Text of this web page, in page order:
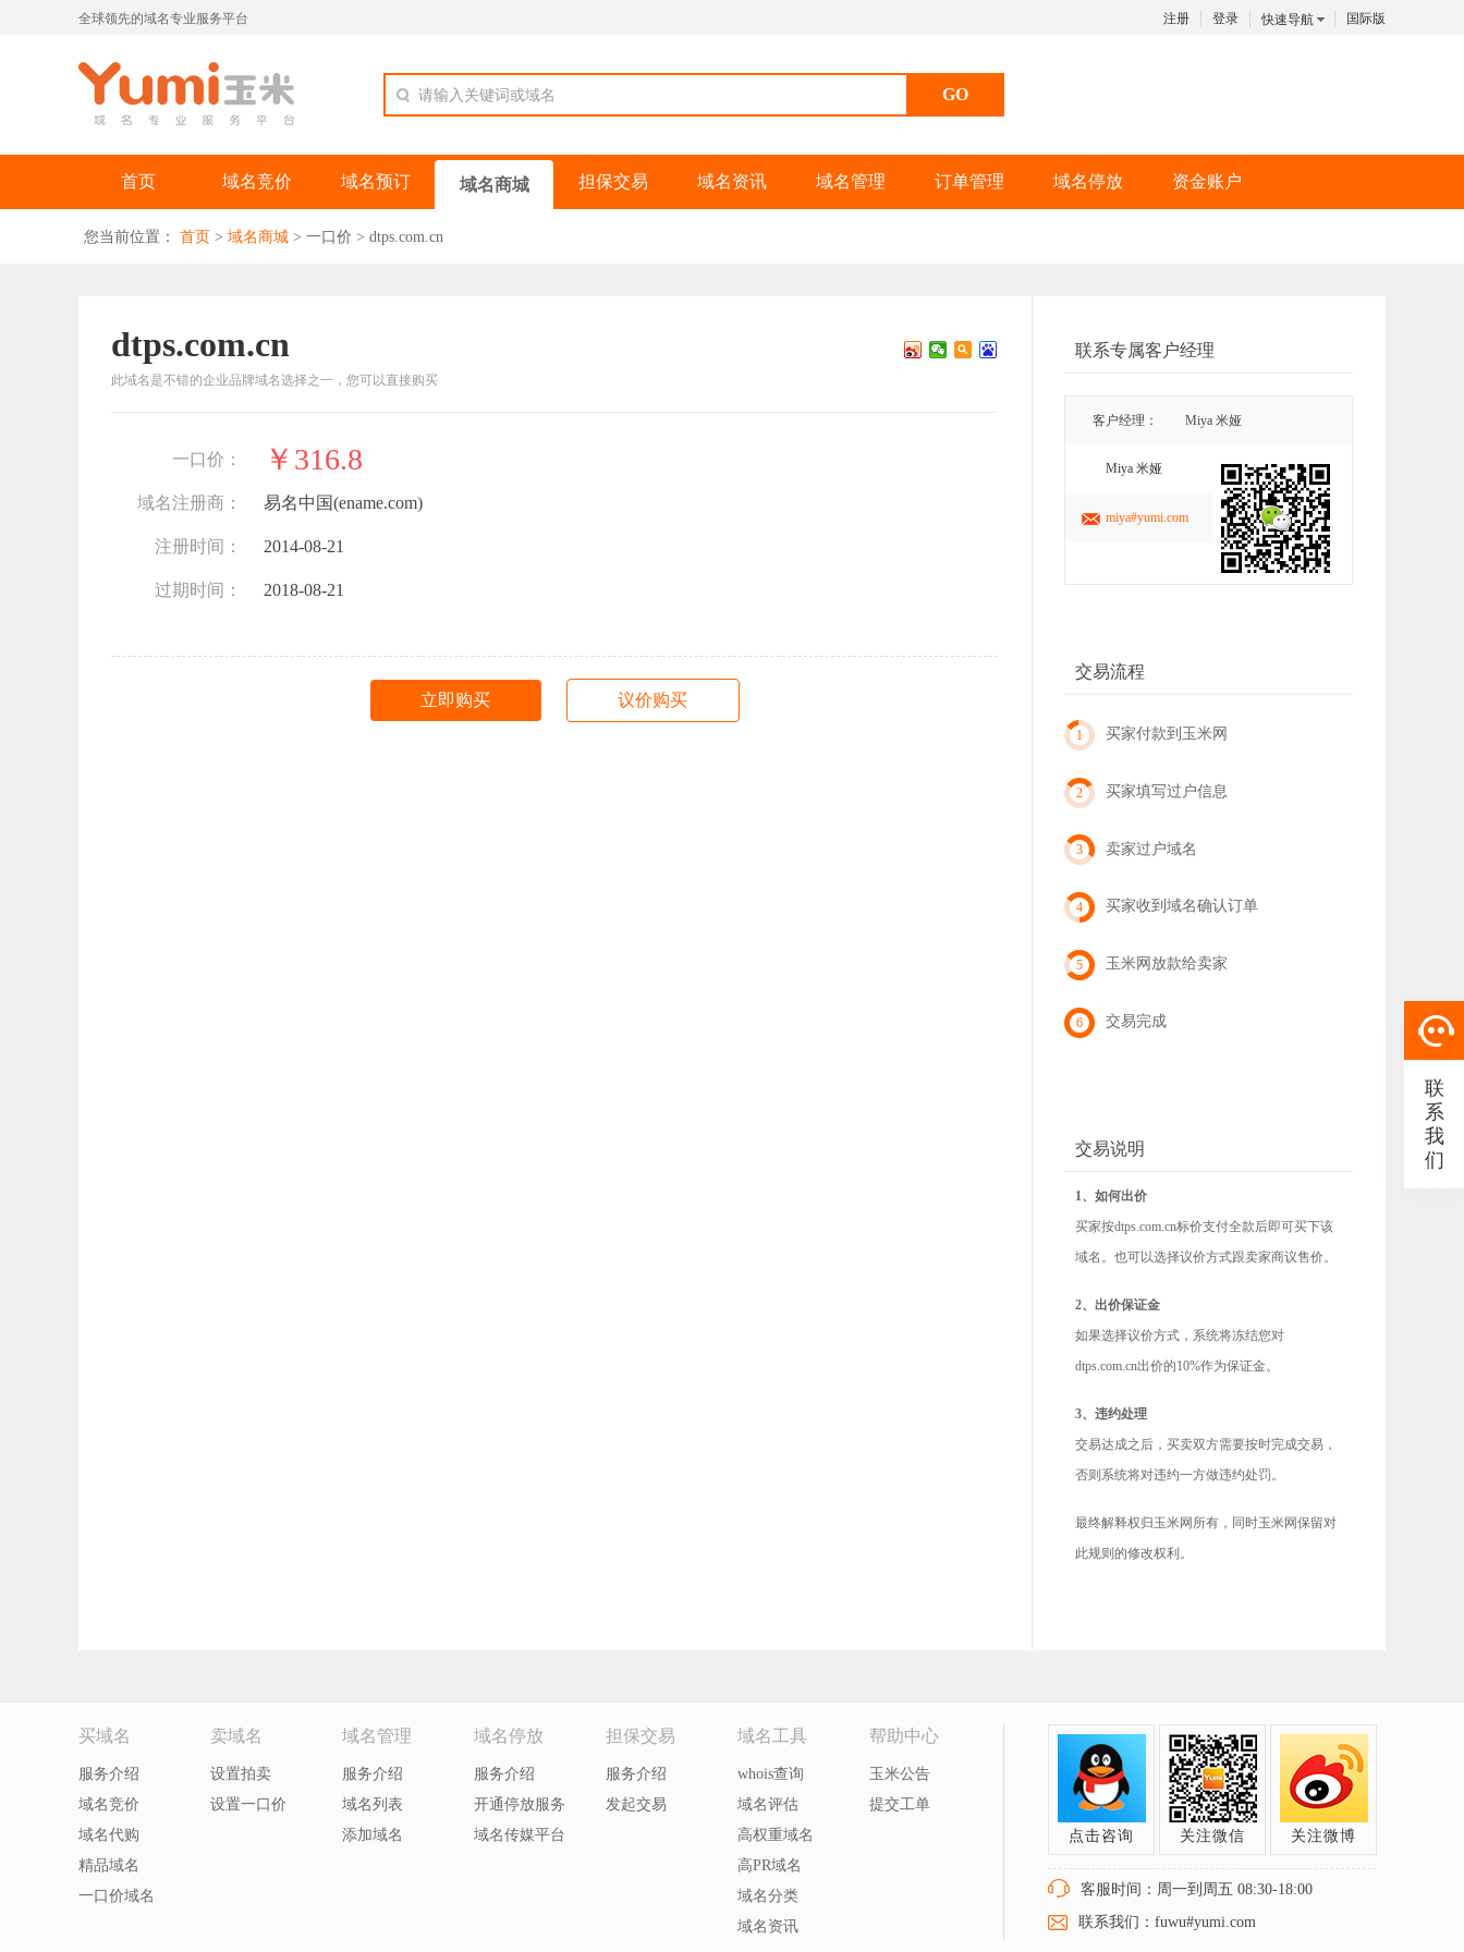
全球领先的域名专业服务平台 注册 登录 快速导航 国际版
请输入关键词或域名
首页 域名竞价 域名预订 域名商城 担保交易 域名资讯 域名管理 订单管理 域名停放 资金账户
您当前位置： 首页 > 域名商城 > 一口价 > dtps.com.cn
dtps.com.cn
此域名是不错的企业品牌域名选择之一，您可以直接购买
一口价： ￥316.8
域名注册商： 易名中国(ename.com)
注册时间： 2014-08-21
过期时间： 2018-08-21
联系专属客户经理
客户经理： Miya 米娅
Miya 米娅
miya#yumi.com
交易流程
1 买家付款到玉米网
2 买家填写过户信息
3 卖家过户域名
4 买家收到域名确认订单
5 玉米网放款给卖家
6 交易完成
交易说明
1、如何出价
买家按dtps.com.cn标价支付全款后即可买下该
域名。也可以选择议价方式跟卖家商议售价。
2、出价保证金
如果选择议价方式，系统将冻结您对
dtps.com.cn出价的10%作为保证金。
3、违约处理
交易达成之后，买卖双方需要按时完成交易，
否则系统将对违约一方做违约处罚。
最终解释权归玉米网所有，同时玉米网保留对
此规则的修改权利。
买域名
服务介绍
域名竞价
域名代购
精品域名
一口价域名
卖域名
设置拍卖
设置一口价
域名管理
服务介绍
域名列表
添加域名
域名停放
服务介绍
开通停放服务
域名传媒平台
担保交易
服务介绍
发起交易
域名工具
whois查询
域名评估
高权重域名
高PR域名
域名分类
域名资讯
帮助中心
玉米公告
提交工单
点击咨询
关注微信 关注微博
客服时间：周一到周五 08:30-18:00
联系我们：fuwu#yumi.com
联
系
我
们